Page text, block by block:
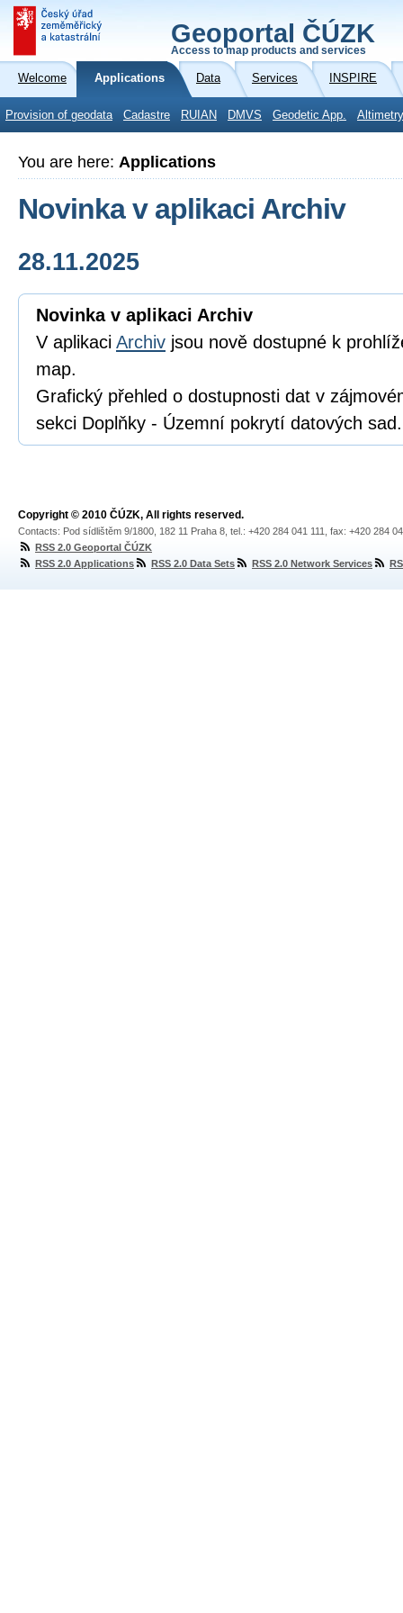
Geoportal ČÚZK
Access to map products and services
Welcome Applications Data Services INSPIRE
Provision of geodata Cadastre RUIAN DMVS Geodetic App.
You are here: Applications
Novinka v aplikaci Archiv
28.11.2025
Novinka v aplikaci Archiv
V aplikaci Archiv jsou nově dostupné k
map.
Grafický přehled o dostupnosti dat v
sekci Doplňky - Územní pokrytí datových sad.
Copyright © 2010 ČÚZK, All rights reserved.
Contacts: Pod sídlištěm 9/1800, 182 11 Praha 8, tel.: +420 284 041 111, fax: +420 284
RSS 2.0 Geoportal ČÚZK
RSS 2.0 Applications
RSS 2.0 Data Sets RSS 2.0 Network Services